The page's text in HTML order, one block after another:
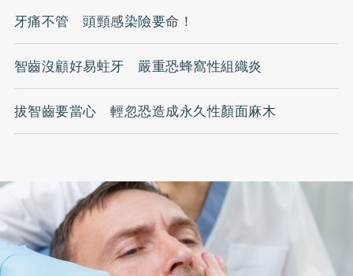
牙痛不管 頭頸感染險要命！
智齒沒顧好易蛀牙 嚴重恐蜂窩性組織炎
拔智齒要當心 輕忽恐造成永久性顏面麻木